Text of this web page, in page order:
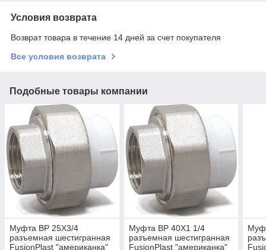
Условия возврата
Возврат товара в течение 14 дней за счет покупателя
Все условия возврата
Подобные товары компании
Муфта ВР 25Х3/4
разъемная шестигранная
FusionPlast "американка"
Муфта ВР 40Х1 1/4
разъемная шестигранная
FusionPlast "американка"